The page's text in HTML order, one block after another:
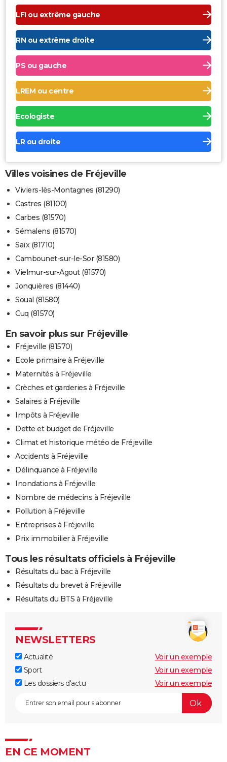
LFI ou extrême gauche
RN ou extrême droite
PS ou gauche
LREM ou centre
Ecologiste
LR ou droite
Villes voisines de Fréjeville
Viviers-lès-Montagnes (81290)
Castres (81100)
Carbes (81570)
Sémalens (81570)
Saïx (81710)
Cambounet-sur-le-Sor (81580)
Vielmur-sur-Agout (81570)
Jonquières (81440)
Soual (81580)
Cuq (81570)
En savoir plus sur Fréjeville
Fréjeville (81570)
Ecole primaire à Fréjeville
Maternités à Fréjeville
Crèches et garderies à Fréjeville
Salaires à Fréjeville
Impôts à Fréjeville
Dette et budget de Fréjeville
Climat et historique météo de Fréjeville
Accidents à Fréjeville
Délinquance à Fréjeville
Inondations à Fréjeville
Nombre de médecins à Fréjeville
Pollution à Fréjeville
Entreprises à Fréjeville
Prix immobilier à Fréjeville
Tous les résultats officiels à Fréjeville
Résultats du bac à Fréjeville
Résultats du brevet à Fréjeville
Résultats du BTS à Fréjeville
NEWSLETTERS
Actualité
Voir un exemple
Sport
Voir un exemple
Les dossiers d'actu
Voir un exemple
EN CE MOMENT